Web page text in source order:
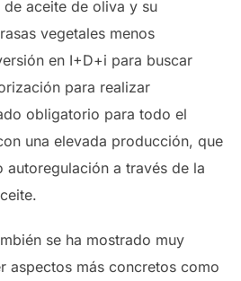
aceite de oliva y su
vegetales menos
en I+D+i para buscar
para realizar
obligatorio para todo el
una elevada producción, que
autoregulación a través de la
se ha mostrado muy
aspectos más concretos como